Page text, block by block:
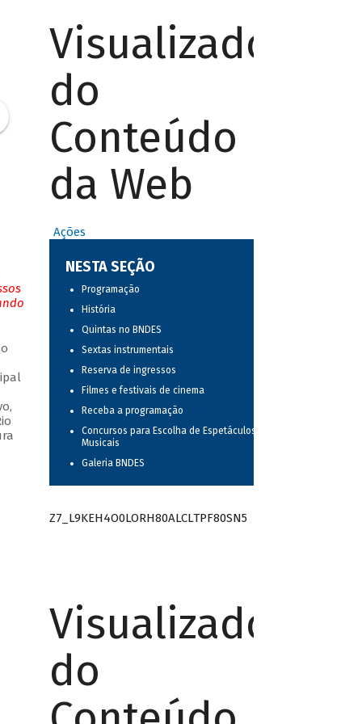
Visualizador
do
Conteúdo
da Web
Ações
NESTA SEÇÃO
Programação
História
Quintas no BNDES
Sextas instrumentais
Reserva de ingressos
Filmes e festivais de cinema
Receba a programação
Concursos para Escolha de Espetáculos
Musicais
Galeria BNDES
Z7_L9KEH4O0LORH80ALCLTPF80SN5
Visualizador
do